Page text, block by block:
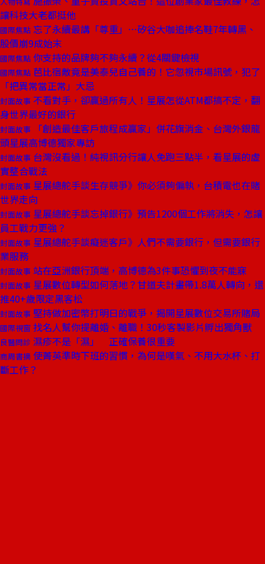
讓科技大老都挺他
國際焦點 忘了永續最講「尊重」⋯矽谷大咖追捧名鞋7年轉黑、
股價崩9成始末
國際焦點 你支持的品牌夠不夠永續？從4關鍵檢視
國際焦點 芭比宿敵竟是美泰兒自己養的！它忽視市場訊號，犯了
「把異常當正常」大忌
封面故事 不看對手，卻贏過所有人！星展怎從ATM都搞不定，翻
身世界最好的銀行
封面故事
「創造最佳客戶旅程成贏家」併花旗消金、台灣外銀龍
頭星展高博德獨家專訪
封面故事 台灣沒看過！純視訊分行讓人免跑三點半，看星展的虛
實整合戰法
封面故事 星展總舵手談生存競爭》你必須夠偏執，台積電也在賭
世界走向
封面故事 星展總舵手談忘掉銀行》預告1200個工作將消失，怎讓
員工戰力更強？
封面故事 星展總舵手談癡迷客戶》人們不需要銀行，但需要銀行
業服務
封面故事 站在亞洲銀行頂端，高博德為3件事恐懼到夜不能寐
封面故事 星展數位轉型如何落地？甘道夫計畫帶1.8萬人轉向，還
推40+歲限定黑客松
封面故事 堅持做加密幣打明日的戰爭，揭開星展數位交易所賭局
國際視窗 找名人幫你提離婚、離職！30秒客製影片孵出獨角獸
良醫問診 濕疹不是「濕」 正確保養很重要
商周書摘 使菁英準時下班的習慣，為何是嘆氣、不用大水杯、打
斷工作？